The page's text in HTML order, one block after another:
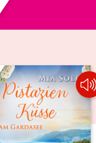
Young Adult